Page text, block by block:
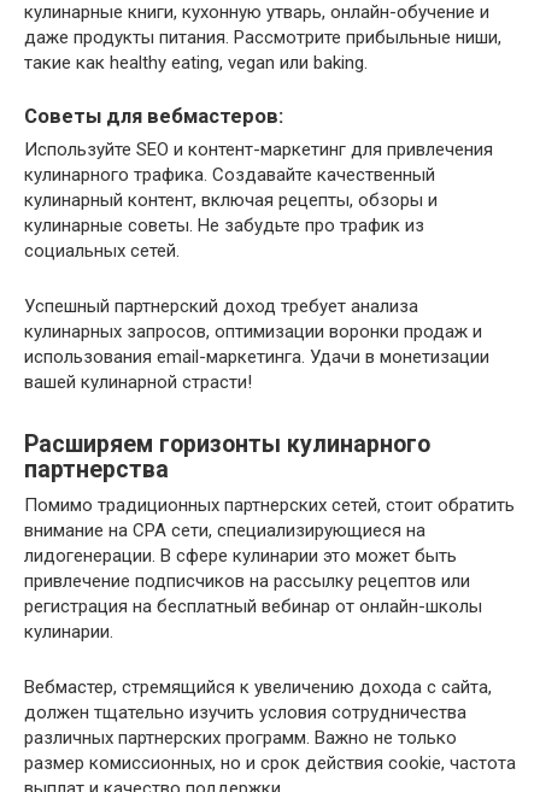
кулинарные книги, кухонную утварь, онлайн-обучение и
даже продукты питания. Рассмотрите прибыльные ниши,
такие как healthy eating, vegan или baking.
Советы для вебмастеров:
Используйте SEO и контент-маркетинг для привлечения
кулинарного трафика. Создавайте качественный
кулинарный контент, включая рецепты, обзоры и
кулинарные советы. Не забудьте про трафик из
социальных сетей.
Успешный партнерский доход требует анализа
кулинарных запросов, оптимизации воронки продаж и
использования email-маркетинга. Удачи в монетизации
вашей кулинарной страсти!
Расширяем горизонты кулинарного
партнерства
Помимо традиционных партнерских сетей, стоит обратить
внимание на CPA сети, специализирующиеся на
лидогенерации. В сфере кулинарии это может быть
привлечение подписчиков на рассылку рецептов или
регистрация на бесплатный вебинар от онлайн-школы
кулинарии.
Вебмастер, стремящийся к увеличению дохода с сайта,
должен тщательно изучить условия сотрудничества
различных партнерских программ. Важно не только
размер комиссионных, но и срок действия cookie, частота